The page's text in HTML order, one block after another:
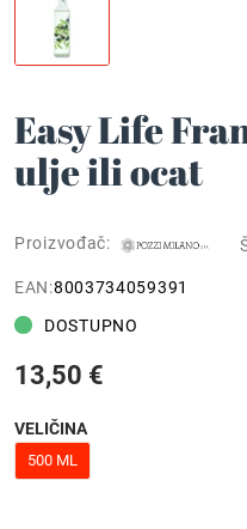
Easy Life
ulje ili ocat
Proizvođač:
EAN:8003734059391
DOSTUPNO
13,50 €
VELIČINA
500 ML